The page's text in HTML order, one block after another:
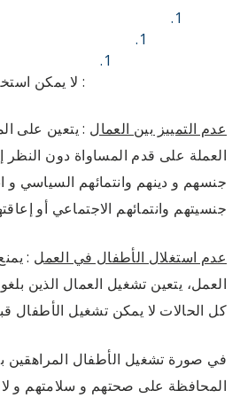
: لا يمكن
عدم التمييز بين العمال : يتعين على
العملة على قدم المساواة دون
جنسهم و دينهم وانتمائهم السياسي
جنسيتهم وانتمائهم الاجتماعي أو
عدم استغلال الأطفال في العمل :
العمل، يتعين تشغيل العمال الذين
كل الحالات لا يمكن تشغيل الأطفال قبل
المحافظة على صحتهم و سلامتهم و